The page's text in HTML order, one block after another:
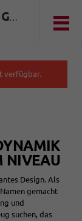
HUBER AUTOMOBILE GMBH
verfügbar.
NIVEAU
Design. Als
gemacht
und
suchen, das